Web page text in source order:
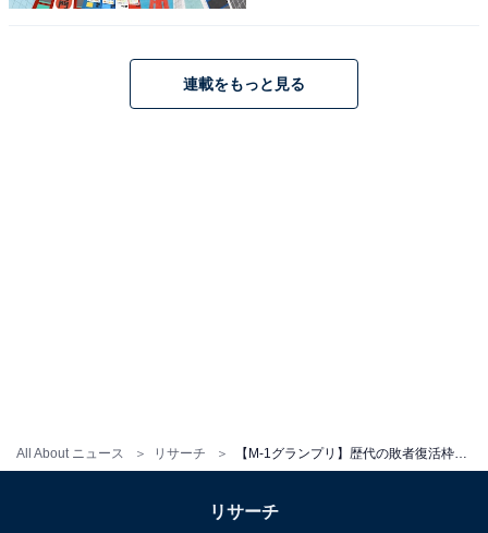
All About ニュース リサーチ
連載をもっと見る
リサーチ